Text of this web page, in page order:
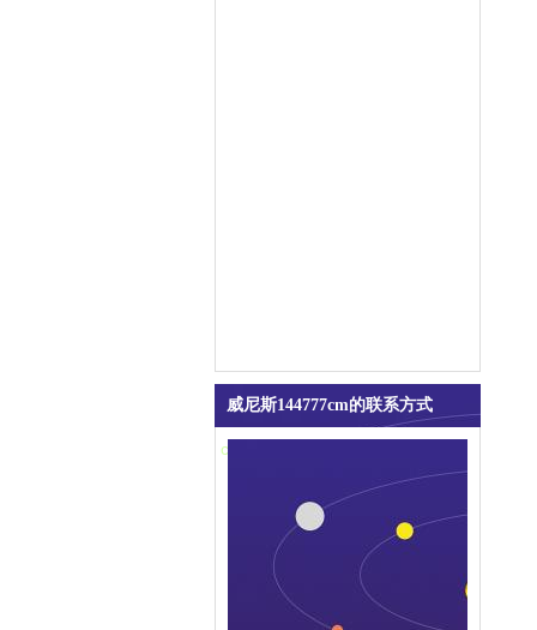
吸水膨胀袋
便携式防汛抢险打桩机
威尼斯144777cm的联系方式
contact us